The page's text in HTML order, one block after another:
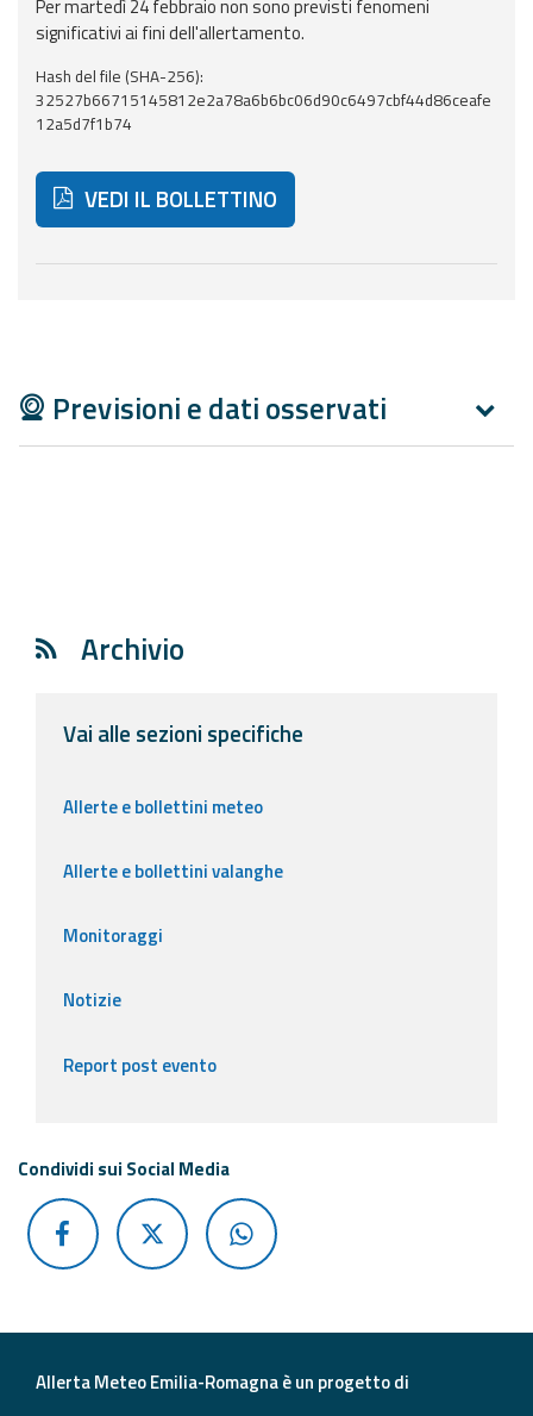
Dati osservati
Radar meteo
Strumenti
Meteo
Per martedì 24 febbraio non sono previsti fenomeni
significativi ai fini dell'allertamento.
Hash del file (SHA-256):
32527b66715145812e2a78a6b6bc06d90c6497cbf44d86ceafe
12a5d7f1b74
VEDI IL BOLLETTINO
Previsioni e dati osservati
Archivio
Vai alle sezioni specifiche
Allerte e bollettini meteo
Allerte e bollettini valanghe
Monitoraggi
Notizie
Report post evento
Condividi sui Social Media
Allerta Meteo Emilia-Romagna è un progetto di